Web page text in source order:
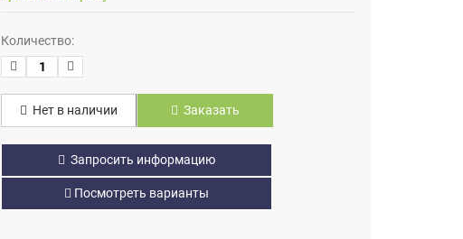
Количество:
Нет в наличии Заказать
Запросить информацию
Посмотреть варианты